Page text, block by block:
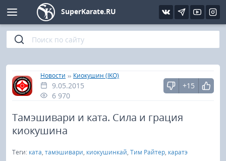
SuperKarate.RU
Главная
»
Новости » Киокушин (IKO)
9.05.2015
6 970
+15
Тамэшивари и ката. Сила и грация
киокушина
Теги: ката, тамэшивари, киокушинкай, Тим Райтер, каратэ
Киокушинкай
Кёкусин (IFK)
Шинкиокушинкай
Кекусин-кан
Фото
Видео
Интервью
Статьи
Уроки каратэ
Файлы
Библиотека